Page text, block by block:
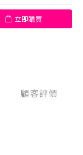
立即購買
顧客評價